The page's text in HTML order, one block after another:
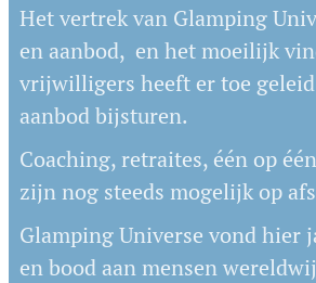
Het vertrek van Glamping
en aanbod, en het moeilijk
vrijwilligers heeft er toe
aanbod bijsturen.
Coaching, retraites, één op
zijn nog steeds mogelijk op
Glamping Universe vond hier
en bood aan mensen